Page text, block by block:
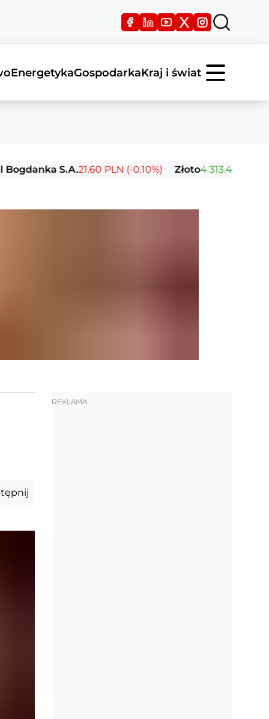
EnergetykaGospodarkaKraj i świat
S.A.21.60 PLN (-0.10%) Złoto 4 313.44 USD (+1.72%)
REKLAMA